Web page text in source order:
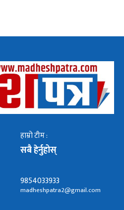
हाम्रो टीम :
सबै हेर्नुहोस्
9854033933
madheshpatra2@gmail.com